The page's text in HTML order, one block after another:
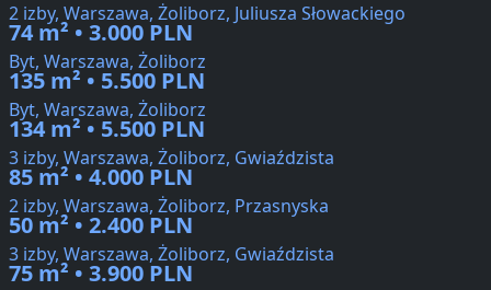
2 izby, Warszawa, Żoliborz, Juliusza Słowackiego
74 m² • 3.000 PLN
Byt, Warszawa, Żoliborz
135 m² • 5.500 PLN
Byt, Warszawa, Żoliborz
134 m² • 5.500 PLN
3 izby, Warszawa, Żoliborz, Gwiaździsta
85 m² • 4.000 PLN
2 izby, Warszawa, Żoliborz, Przasnyska
50 m² • 2.400 PLN
3 izby, Warszawa, Żoliborz, Gwiaździsta
75 m² • 3.900 PLN